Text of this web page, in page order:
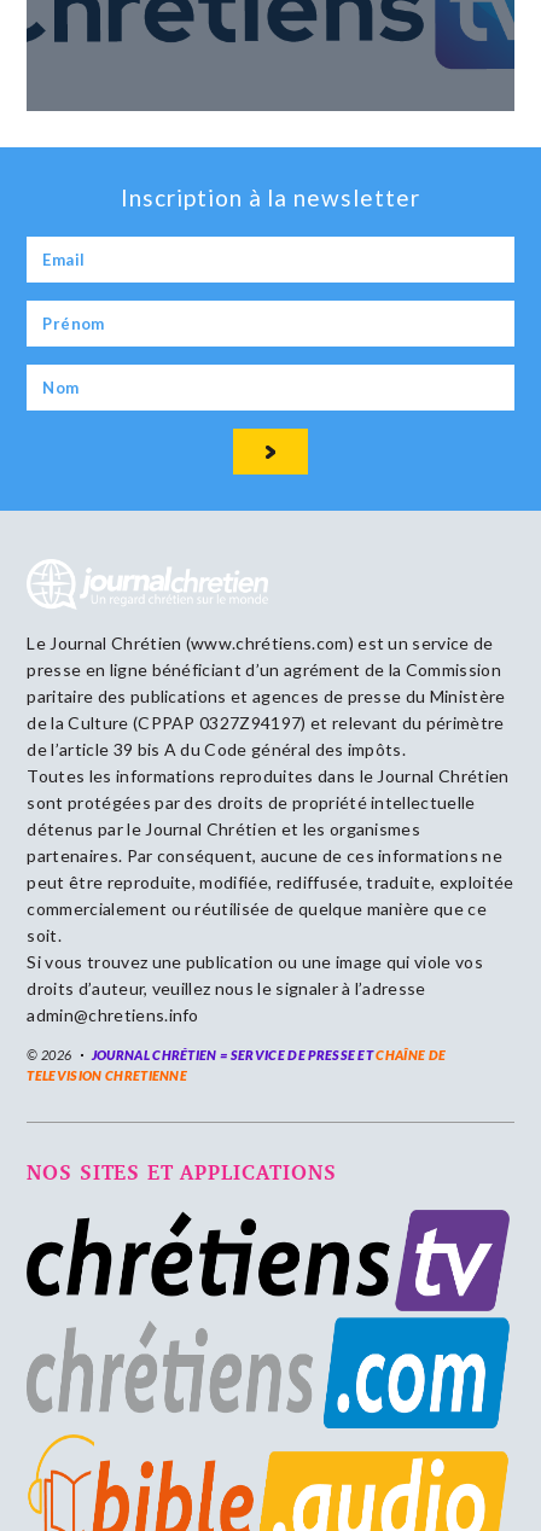
Inscription à la newsletter
Le Journal Chrétien (www.chrétiens.com) est un service de
presse en ligne bénéficiant d’un agrément de la Commission
paritaire des publications et agences de presse du Ministère
de la Culture (CPPAP 0327Z94197) et relevant du périmètre
de l’article 39 bis A du Code général des impôts.
Toutes les informations reproduites dans le Journal Chrétien
sont protégées par des droits de propriété intellectuelle
détenus par le Journal Chrétien et les organismes
partenaires. Par conséquent, aucune de ces informations ne
peut être reproduite, modifiée, rediffusée, traduite, exploitée
commercialement ou réutilisée de quelque manière que ce
soit.
Si vous trouvez une publication ou une image qui viole vos
droits d’auteur, veuillez nous le signaler à l’adresse
admin@chretiens.info
© 2026 JOURNAL CHRÉTIEN = SERVICE DE PRESSE ETCHAÎNE DE
TELEVISION CHRETIENNE
NOS SITES ET APPLICATIONS